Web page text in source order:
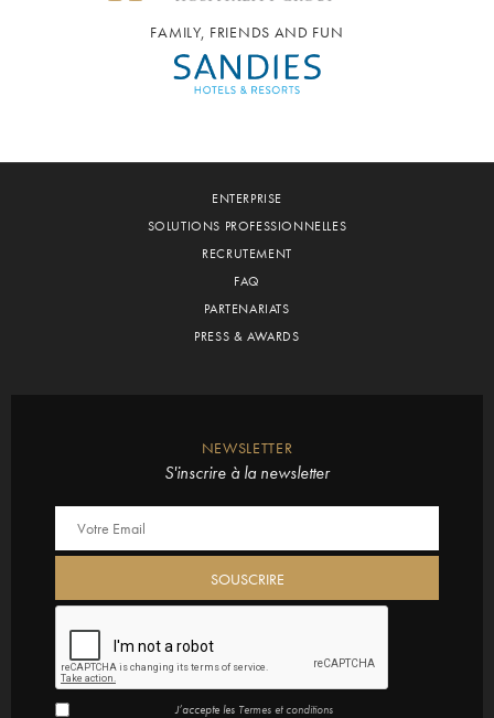
FAMILY, FRIENDS AND FUN
ENTERPRISE
SOLUTIONS PROFESSIONNELLES
RECRUTEMENT
FAQ
PARTENARIATS
PRESS & AWARDS
NEWSLETTER
S'inscrire à la newsletter
J’accepte les Termes et conditions